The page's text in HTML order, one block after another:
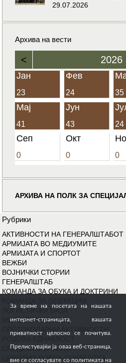
29.07.2026
Архива на вести
< 2026
Јан
23
Фев
24 35
Мај
41
Јун
43 24
Сеп
0
Окт
0 0
АРХИВА НА ПОЛК ЗА
Рубрики
АКТИВНОСТИ НА ГЕНЕРАЛШТАБОТ
АРМИЈАТА ВО МЕДИУМИТЕ
АРМИЈАТА И СПОРТОТ
ВЕЖБИ
ВОЈНИЧКИ СТОРИИ
ГЕНЕРАЛШТАБ
КОМАНДА ЗА ОБУКА И ДОКТРИНИ
ЛОГИСТИЧКА БАЗА
МИРОВНИ МИСИИ
СПЕЦИЈАЛНИ СИЛИ
ЦИВИЛНО ВОЕНА СОРАБОТКА
За време на посетата на нашата
интернет-страницата, вашата
приватност целосно се почитува.
Прелистувајќи ја оваа веб-страница,
вие се согласувате со политиката на